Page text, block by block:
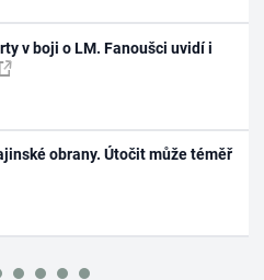
v boji o LM. Fanoušci uvidí i
obrany. Útočit může téměř